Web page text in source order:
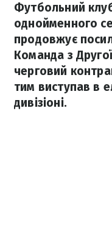
Футбольний
однойменного
продовжує
Команда з
черговий
тим виступав в
дивізіоні.